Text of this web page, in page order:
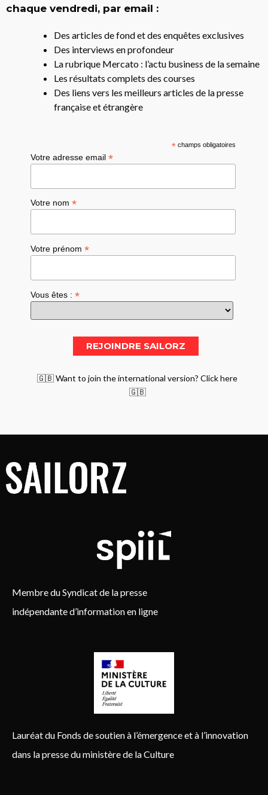
chaque vendredi, par email :
Des articles de fond et des enquêtes exclusives
Des interviews en profondeur
La rubrique Mercato : l’actu business de la semaine
Les résultats complets des courses
Des liens vers les meilleurs articles de la presse
française et étrangère
*champs obligatoires
Votre adresse email*
Votre nom*
Votre prénom*
Vous êtes :*
🇬🇧 Want to join the international version? Click here
🇬🇧
Membre du Syndicat de la presse
indépendante d’information en ligne
Lauréat du Fonds de soutien à l’émergence et à l’innovation
dans la presse du ministère de la Culture